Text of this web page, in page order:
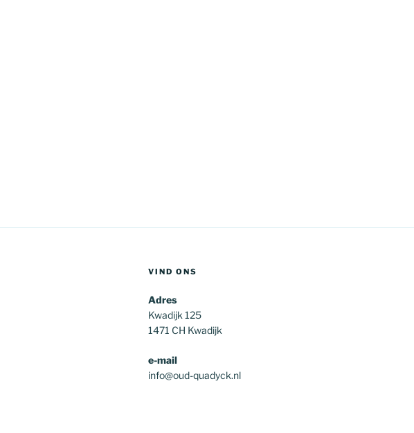
VIND ONS
Adres
Kwadijk 125
1471 CH Kwadijk
e-mail
info@oud-quadyck.nl